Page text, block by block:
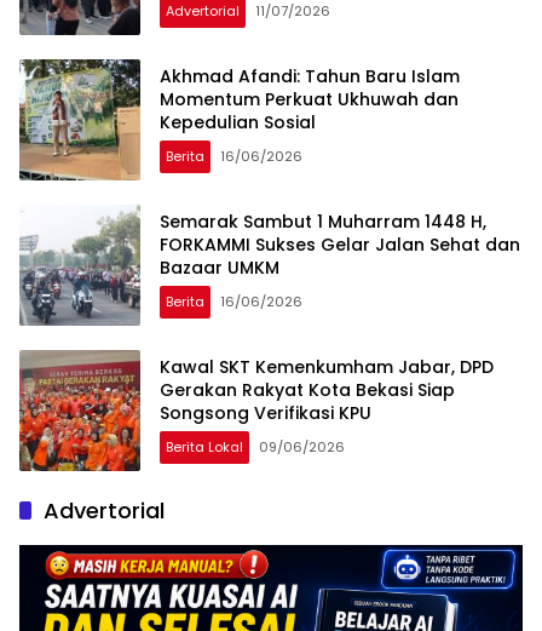
Advertorial 11/07/2026
Akhmad Afandi: Tahun Baru Islam
Momentum Perkuat Ukhuwah dan
Kepedulian Sosial
Berita 16/06/2026
Semarak Sambut 1 Muharram 1448 H,
FORKAMMI Sukses Gelar Jalan Sehat dan
Bazaar UMKM
Berita 16/06/2026
Kawal SKT Kemenkumham Jabar, DPD
Gerakan Rakyat Kota Bekasi Siap
Songsong Verifikasi KPU
Berita Lokal 09/06/2026
Advertorial